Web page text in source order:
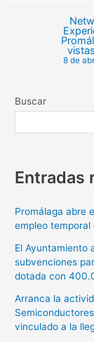
8 de
Buscar
Entradas
Promálaga abre
empleo
El Ayuntamiento
subvenciones
dotada con
Arranca la
vinculado a la